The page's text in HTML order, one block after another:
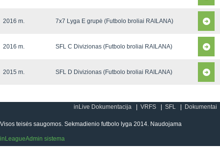
2016 m. 7x7 Lyga E grupė (Futbolo broliai RAILANA)
2016 m. SFL C Divizionas (Futbolo broliai RAILANA)
2015 m. SFL D Divizionas (Futbolo broliai RAILANA)
inLive Dokumentacija VRFS SFL Dokumentai
Visos teisės saugomos. Sekmadienio futbolo lyga 2014. Naudojama
inLeagueAdmin sistema